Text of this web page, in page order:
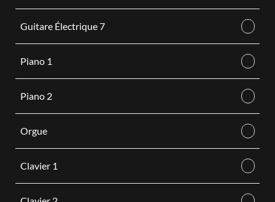
Guitare Électrique 7
Piano 1
Piano 2
Orgue
Clavier 1